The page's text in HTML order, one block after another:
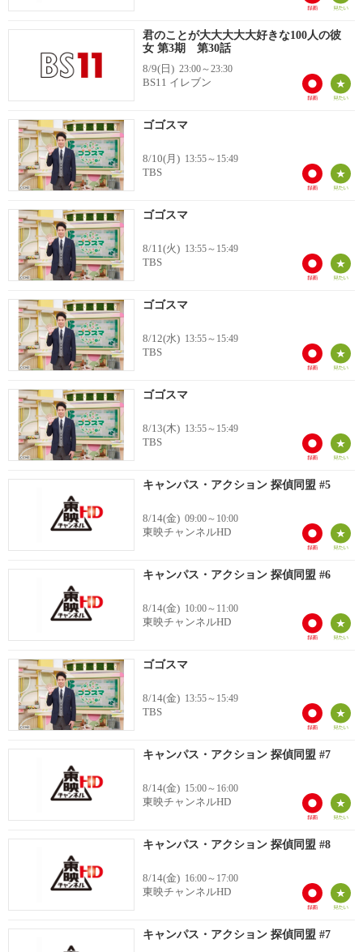
君のことが大大大大大好きな100人の彼
女 第3期 第30話
8/9(日) 23:00～23:30
BS11 イレブン
ゴゴスマ
8/10(月) 13:55～15:49
TBS
ゴゴスマ
8/11(火) 13:55～15:49
TBS
ゴゴスマ
8/12(水) 13:55～15:49
TBS
ゴゴスマ
8/13(木) 13:55～15:49
TBS
キャンパス・アクション 探偵同盟 #5
8/14(金) 09:00～10:00
東映チャンネルHD
キャンパス・アクション 探偵同盟 #6
8/14(金) 10:00～11:00
東映チャンネルHD
ゴゴスマ
8/14(金) 13:55～15:49
TBS
キャンパス・アクション 探偵同盟 #7
8/14(金) 15:00～16:00
東映チャンネルHD
キャンパス・アクション 探偵同盟 #8
8/14(金) 16:00～17:00
東映チャンネルHD
キャンパス・アクション 探偵同盟 #7